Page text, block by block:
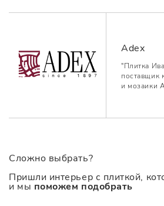
Adex
"Плитка
поставщик
и мозаики
Сложно выбрать?
Пришли интерьер с плиткой,
и мы поможем подобрать